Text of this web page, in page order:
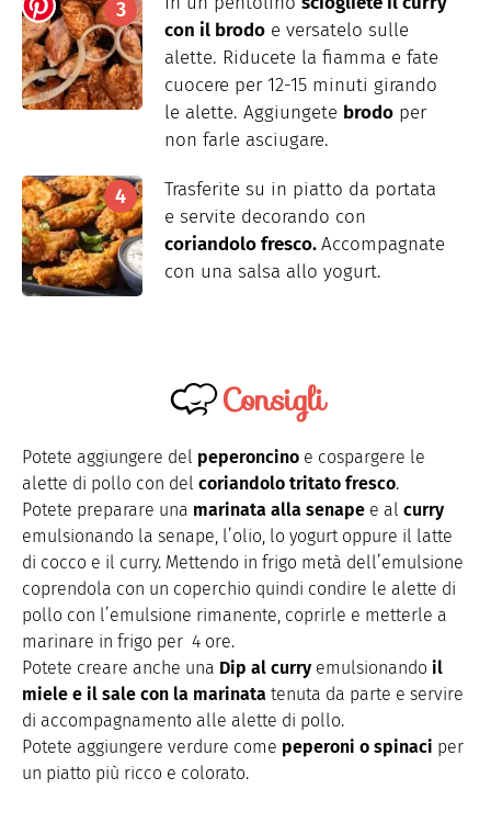
con il brodo e versatelo sulle
alette. Riducete la fiamma e fate
cuocere per 12-15 minuti girando
le alette. Aggiungete brodo per
non farle asciugare.
Trasferite su in piatto da portata
e servite decorando con
coriandolo fresco.Accompagnate
con una salsa allo yogurt.
Consigli
Potete aggiungere del peperoncino e cospargere le
alette di pollo con del coriandolo tritato fresco.
Potete preparare una marinata alla senape e al curry
emulsionando la senape, l’olio, lo yogurt oppure il latte
di cocco e il curry. Mettendo in frigo metà dell’emulsione
coprendola con un coperchio quindi condire le alette di
pollo con l’emulsione rimanente, coprirle e metterle a
marinare in frigo per 4 ore.
Potete creare anche una Dip al curry emulsionando il
miele e il sale con la marinata tenuta da parte e servire
di accompagnamento alle alette di pollo.
Potete aggiungere verdure come peperoni o spinaci per
un piatto più ricco e colorato.